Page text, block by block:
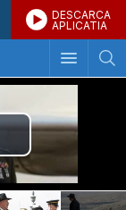
DESCARCA
APLICATIA